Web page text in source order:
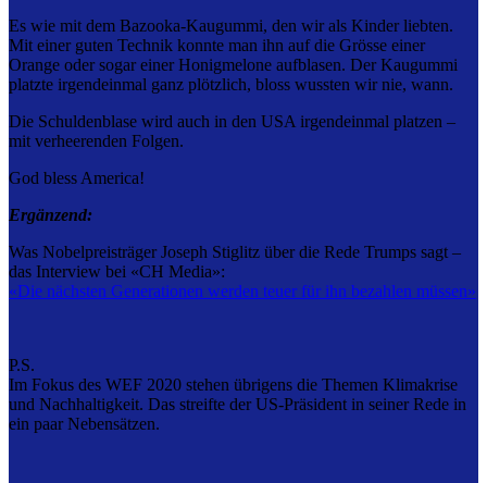
Es wie mit dem Bazooka-Kaugummi, den wir als Kinder liebten.
Mit einer guten Technik konnte man ihn auf die Grösse einer
Orange oder sogar einer Honigmelone aufblasen. Der Kaugummi
platzte irgendeinmal ganz plötzlich, bloss wussten wir nie, wann.
Die Schuldenblase wird auch in den USA irgendeinmal platzen –
mit verheerenden Folgen.
God bless America!
Ergänzend:
Was Nobelpreisträger Joseph Stiglitz über die Rede Trumps sagt –
das Interview bei «CH Media»:
«Die nächsten Generationen werden teuer für ihn bezahlen müssen»
P.S.
Im Fokus des WEF 2020 stehen übrigens die Themen Klimakrise
und Nachhaltigkeit. Das streifte der US-Präsident in seiner Rede in
ein paar Nebensätzen.